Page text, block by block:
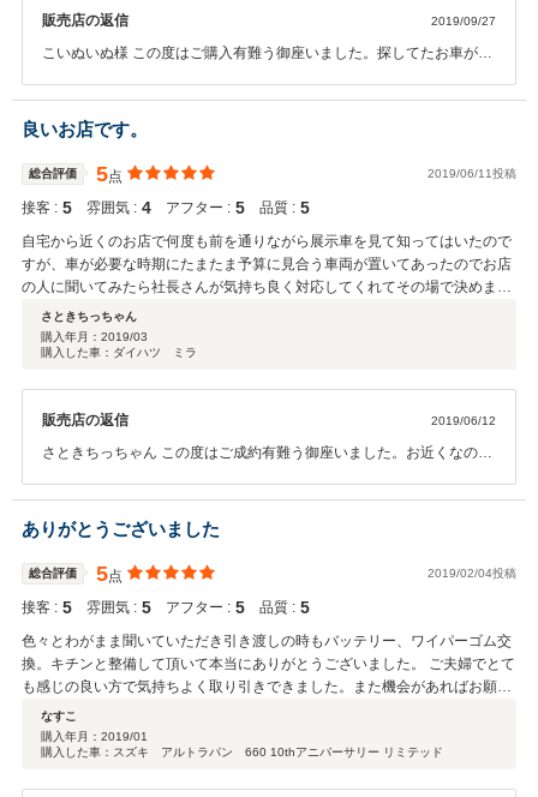
販売店の返信 2019/09/27
こいぬいぬ様 この度はご購入有難う御座いました。探してたお車が見
事でもご相談には乗れるかと思いますので宜しくお願い致します。
良いお店です。
総合評価 5点 2019/06/11投稿
接客 : 5 雰囲気 : 4 アフター : 5 品質 : 5
自宅から近くのお店で何度も前を通りながら展示車を見て知ってはいたので
すが、車が必要な時期にたまたま予算に見合う車両が置いてあったのでお店
の人に聞いてみたら社長さんが気持ち良く対応してくれてその場で決めまし
た。社長さんの人柄を見ればそこに置いてある車両も質が良くて安いという
のが分かります。何かの縁なので今後も色々と相談に乗ってください。
さときちっちゃん
購入年月： 2019/03
購入した車：ダイハツ ミラ
販売店の返信 2019/06/12
さときちっちゃん この度はご成約有難う御座いました。お近くなので
後もお付き合い宜しくお願い致します。
ありがとうございました
総合評価 5点 2019/02/04投稿
接客 : 5 雰囲気 : 5 アフター : 5 品質 : 5
色々とわがまま聞いていただき引き渡しの時もバッテリー、ワイパーゴム交
換。キチンと整備して頂いて本当にありがとうございました。 ご夫婦でとて
も感じの良い方で気持ちよく取り引きできました。また機会があればお願い
したいですね！本当にありがとうございました！
なすこ
購入年月： 2019/01
購入した車：スズキ アルトラパン 660 10thアニバーサリー リミテッド